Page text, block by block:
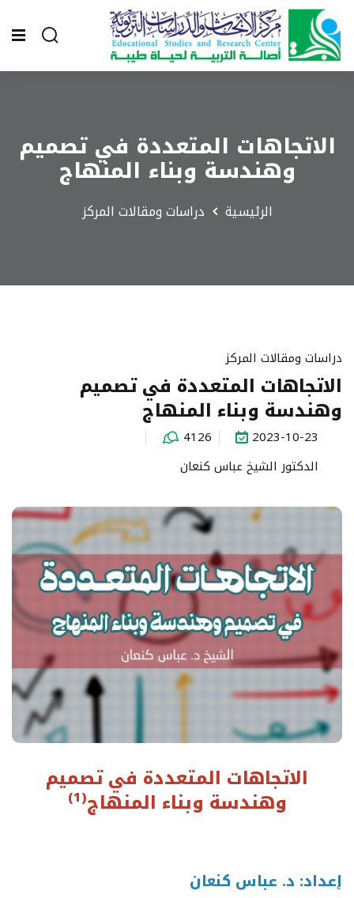
الاتجاهات المتعددة في تصميم
وهندسة وبناء المنهاج
الرئيسية دراسات ومقالات المركز
دراسات ومقالات المركز
الاتجاهات المتعددة في تصميم
وهندسة وبناء المنهاج
2023-10-23
4126
الدكتور الشيخ عباس كنعان
الاتجاهات المتعددة في تصميم
وهندسة وبناء المنهاج(1)
إعداد: د. عباس كنعان